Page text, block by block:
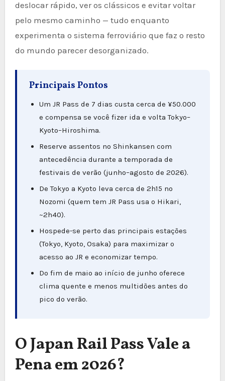
deslocar rápido, ver os clássicos e evitar voltar
pelo mesmo caminho — tudo enquanto
experimenta o sistema ferroviário que faz o resto
do mundo parecer desorganizado.
Principais Pontos
Um JR Pass de 7 dias custa cerca de ¥50.000
e compensa se você fizer ida e volta Tokyo–
Kyoto–Hiroshima.
Reserve assentos no Shinkansen com
antecedência durante a temporada de
festivais de verão (junho–agosto de 2026).
De Tokyo a Kyoto leva cerca de 2h15 no
Nozomi (quem tem JR Pass usa o Hikari,
~2h40).
Hospede-se perto das principais estações
(Tokyo, Kyoto, Osaka) para maximizar o
acesso ao JR e economizar tempo.
Do fim de maio ao início de junho oferece
clima quente e menos multidões antes do
pico do verão.
O Japan Rail Pass Vale a
Pena em 2026?